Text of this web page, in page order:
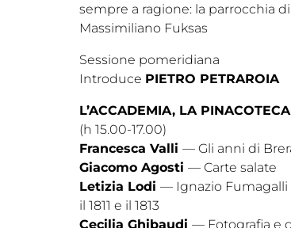
sempre a ragione: la parrocchia
Massimiliano Fuksas
Sessione pomeridiana
Introduce PIETRO PETRAROIA
L’ACCADEMIA, LA PINACOTECA
(h 15.00-17.00)
Francesca Valli — Gli anni di
Giacomo Agosti — Carte salate
Letizia Lodi — Ignazio Fumagalli
il 1811 e il 1813
Cecilia Ghibaudi — Fotografia e